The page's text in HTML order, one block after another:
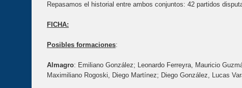
Repasamos el historial entre ambos conjuntos: 42 partidos
FICHA:
Posibles formaciones:
Almagro: Emiliano González; Leonardo Ferreyra, Mauricio
Maximiliano Rogoski, Diego Martínez; Diego González, Lucas